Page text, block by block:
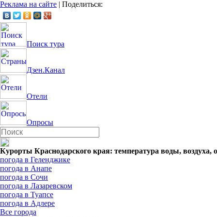
Реклама на сайте | Поделиться:
Поиск тура
Дзен.Канал
Отели
Опросы
Курорты Краснодарского края: температура воды, воздуха,
погода в Геленджике
погода в Анапе
погода в Сочи
погода в Лазаревском
погода в Туапсе
погода в Адлере
Все города